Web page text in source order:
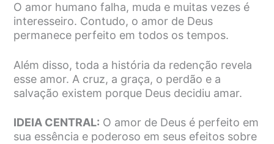
O amor humano falha, muda e muitas vezes é
interesseiro. Contudo, o amor de Deus
permanece perfeito em todos os tempos.
Além disso, toda a história da redenção revela
esse amor. A cruz, a graça, o perdão e a
salvação existem porque Deus decidiu amar.
IDEIA CENTRAL: O amor de Deus é perfeito em
sua essência e poderoso em seus efeitos sobre